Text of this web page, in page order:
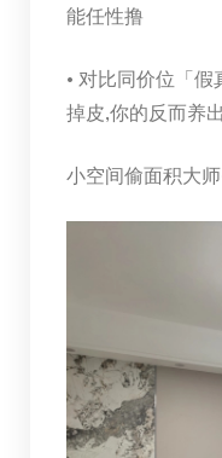
能任性撸
• 对比同价位「
掉皮,你的反而养
小空间偷面积大